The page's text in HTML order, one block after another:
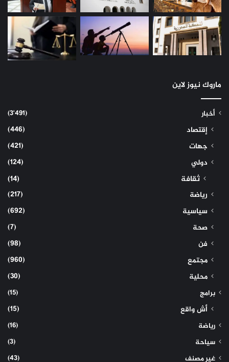
ماروك نيوز لاين
أخبار (3٬491)
إقتصاد
(446)
جهات
(421)
دولي
(124)
ثقافة (14)
رياضة
(217)
سياسية
(692)
صحة
(7)
فن
(98)
مجتمع
(960)
محلية
(30)
برامج (15)
أش واقع (15)
رياضة
(16)
سياحة
(3)
غير مصنف
(43)